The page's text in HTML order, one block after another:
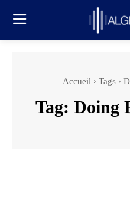
Accueil Tags
Tag: Doing